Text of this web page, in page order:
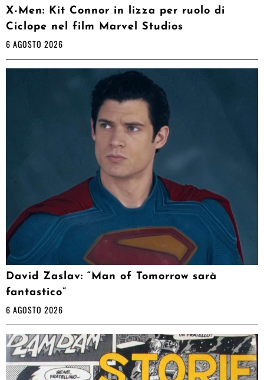
X-Men: Kit Connor in lizza per ruolo di
Ciclope nel film Marvel Studios
6 AGOSTO 2026
David Zaslav: “Man of Tomorrow sarà
fantastico”
6 AGOSTO 2026